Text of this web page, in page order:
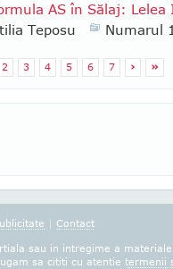
AS în Sălaj: Lelea
Teposu
Numarul
2 3 4 5 6 7 › »
| Contact
sau in intregime a
sa cititi cu atentie termenii